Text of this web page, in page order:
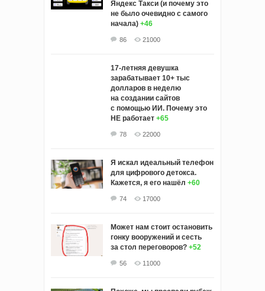
Яндекс Такси (и почему это
не было очевидно с самого
начала) +46
86 21000
17-летняя девушка
зарабатывает 10+ тыс
долларов в неделю
на создании сайтов
с помощью ИИ. Почему это
НЕ работает +65
78 22000
Я искал идеальный телефон
для цифрового детокса.
Кажется, я его нашёл +60
74 17000
Может нам стоит остановить
гонку вооружений и сесть
за стол переговоров? +52
56 11000